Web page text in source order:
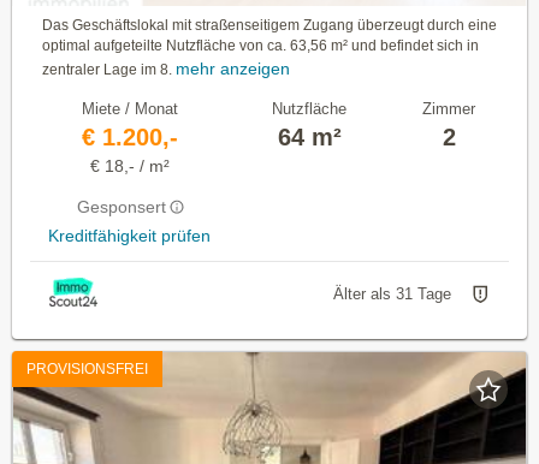
Das Geschäftslokal mit straßenseitigem Zugang überzeugt durch eine
optimal aufgeteilte Nutzfläche von ca. 63,56 m² und befindet sich in
zentraler Lage im 8. mehr anzeigen
Miete / Monat
€ 1.200,-
€ 18,- / m²
Gesponsert
Kreditfähigkeit prüfen
Nutzfläche
64 m²
Zimmer
2
Älter als 31 Tage
PROVISIONSFREI